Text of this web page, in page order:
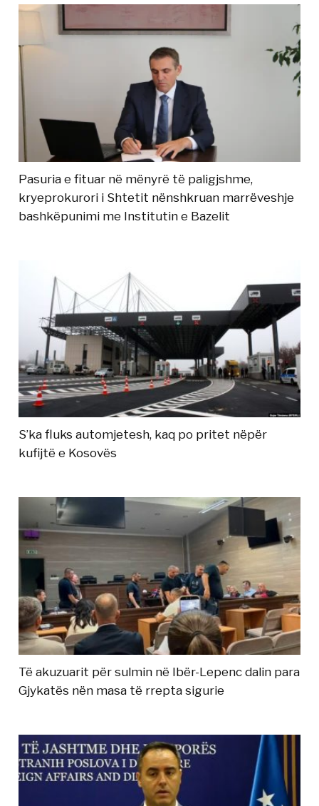
Pasuria e fituar në mënyrë të paligjshme,
kryeprokurori i Shtetit nënshkruan marrëveshje
bashkëpunimi me Institutin e Bazelit
S’ka fluks automjetesh, kaq po pritet nëpër
kufijtë e Kosovës
Të akuzuarit për sulmin në Ibër-Lepenc dalin para
Gjykatës nën masa të rrepta sigurie